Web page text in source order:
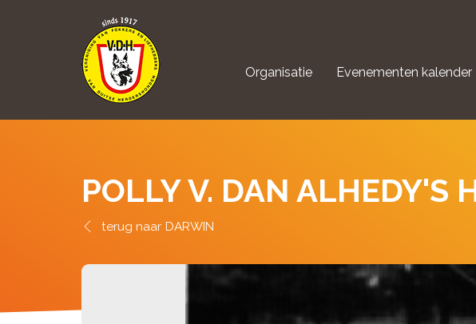
Organisatie Evenementen kalender
POLLY V. DAN ALHEDY'S
DARWIN